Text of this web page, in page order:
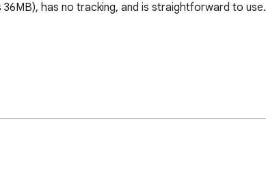
has no tracking, and is straightforward to use.
URL to an internal page like chrome://apps too.